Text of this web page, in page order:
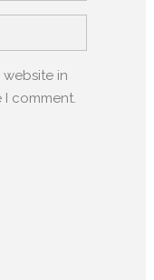
website in
I comment.